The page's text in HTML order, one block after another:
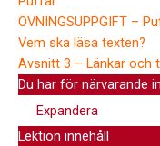
ÖVNINGSUPPGIFT –
Vem ska läsa texten?
Avsnitt 3 – Länkar och
Du har för närvarande
Expandera
Lektion innehåll